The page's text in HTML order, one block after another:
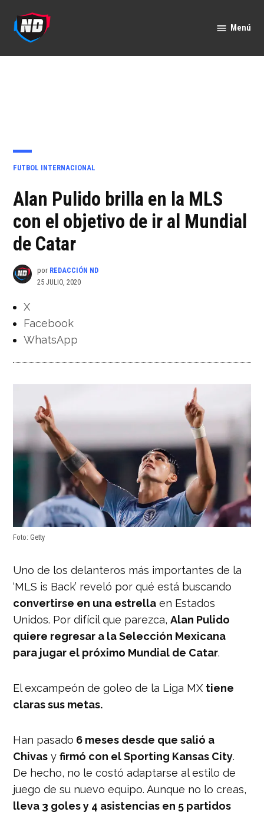
contenido
Menú
PUBLICADO
FUTBOL INTERNACIONAL
Alan Pulido brilla en la MLS
con el objetivo de ir al Mundial
de Catar
por REDACCIÓN ND
25 JULIO, 2020
X
Facebook
WhatsApp
Foto: Getty
Uno de los delanteros más importantes de la
‘MLS is Back’ reveló por qué está buscando
convertirse en una estrella en Estados
Unidos. Por difícil que parezca,Alan Pulido
quiere regresar a la Selección Mexicana
para jugar el próximo Mundial de Catar.
El excampeón de goleo de la Liga MX tiene
claras sus metas.
Han pasado 6 meses desde que salió a
Chivas yfirmó con el Sporting Kansas City.
De hecho, no le costó adaptarse al estilo de
juego de su nuevo equipo. Aunque no lo creas,
lleva 3 goles y 4 asistencias en 5 partidos